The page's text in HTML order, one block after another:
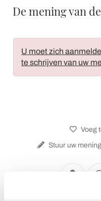
De mening van
U moet zich
te schrijven van uw
Voeg
Stuur uw